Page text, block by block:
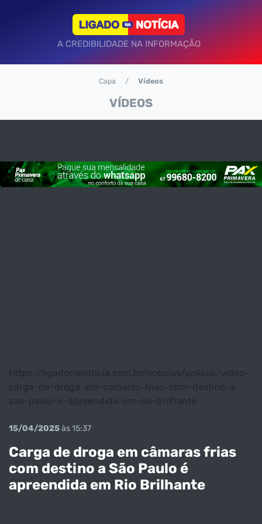
A CREDIBILIDADE NA INFORMAÇÃO
VÍDEOS
Capa Vídeos
https://ligadonanoticia.com.br/noticias/policial/video-
carga-de-droga-em-camaras-frias-com-destino-a-
sao-paulo-e-apreendida-em-rio-brilhante
15/04/2025às 15:37
Carga de droga em câmaras frias
com destino a São Paulo é
apreendida em Rio Brilhante